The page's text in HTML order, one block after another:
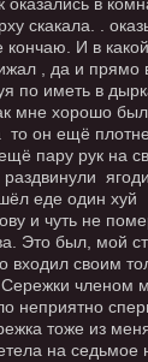
оказались в
скакала. .
И в
, да и прямо
по иметь в
мне хорошо
то он ещё
пару рук на
раздвинули
еде один хуй
и чуть не
Это был, мой
входил своим
членом
неприятно
тоже из
на